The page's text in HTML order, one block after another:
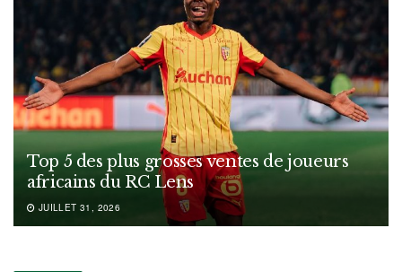
Top 5 des plus grosses ventes de joueurs
africains du RC Lens
JUILLET 31, 2026